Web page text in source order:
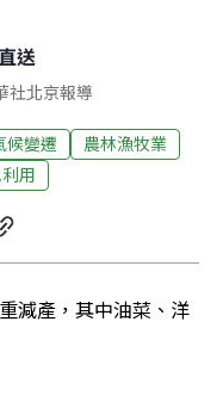
送
社北京報導
候變遷
農林漁牧業
用
減產，其中油菜、洋